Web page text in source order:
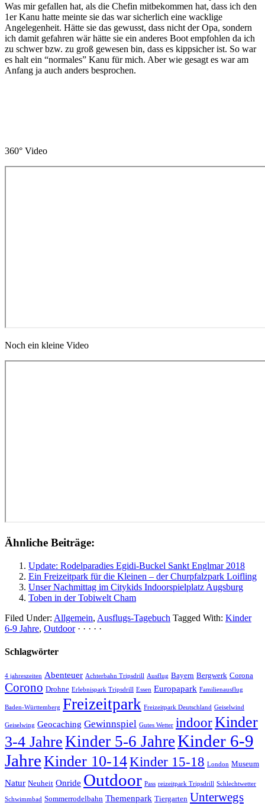
Was mir gefallen hat, als die Chefin mitbekommen hat, dass ich den
1er Kanu hatte meinte sie das war sicherlich eine wacklige
Angelegenheit. Hätte sie das gewusst, dass nicht der Opa, sondern
ich damit gefahren wär hätte sie ein anderes Boot empfohlen da ich
zu schwer bzw. zu groß gewesen bin, dass es kippsicher ist. So war
es halt ein “normales” Kanu für mich. Aber wie gesagt es war am
Anfang ja auch anders besprochen.
360° Video
Noch ein kleine Video
Ähnliche Beiträge:
Update: Rodelparadies Egidi-Buckel Sankt Englmar 2018
Ein Freizeitpark für die Kleinen – der Churpfalzpark Loifling
Unser Nachmittag im Citykids Indoorspielplatz Augsburg
Toben in der Tobiwelt Cham
Filed Under: Allgemein, Ausflugs-Tagebuch Tagged With: Kinder
6-9 Jahre, Outdoor· · · · ·
Schlagwörter
4 jahreszeiten Abenteuer Achterbahn Tripsdrill Ausflug Bayern Bergwerk Corona
Corono Drohne Erlebnispark Tripsdrill Essen Europapark Familienausflug
Baden-Württemberg Freizeitpark Freizeitpark Deutschland Geiselwind
Geiselwing Geocaching Gewinnspiel Gutes Wetter indoorKinder
3-4 JahreKinder 5-6 JahreKinder 6-9
JahreKinder 10-14Kinder 15-18 London Museum
Natur Neuheit Onride Outdoor Pass reizeitpark Tripsdrill Schlechtwetter
Schwimmbad Sommerrodelbahn Themenpark Tiergarten Unterwegs